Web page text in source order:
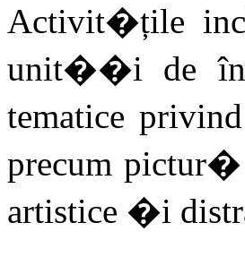
Activit�țile
unit��i de
tematice
precum
artistice �i